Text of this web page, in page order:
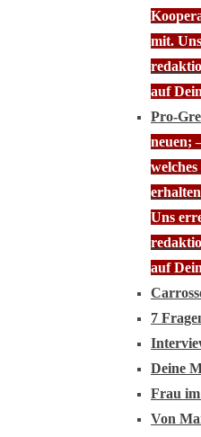
mit.
auf
Pro-
neuen;
Uns
auf
7
Deine
Frau
Von